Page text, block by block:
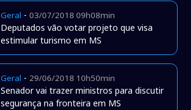
Geral -03/07/2018 09h08min
Deputados vão votar projeto que visa
estimular turismo em MS
Geral - 29/06/2018 10h50min
Senador vai trazer ministros para discutir
segurança na fronteira em MS